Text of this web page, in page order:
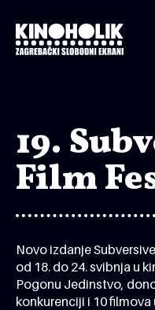
glavni
sadržaj
19.
Film
Novo izdanje
od 18. do 24. svibnja u
Pogonu Jedinstvo,
konkurenciji i 10